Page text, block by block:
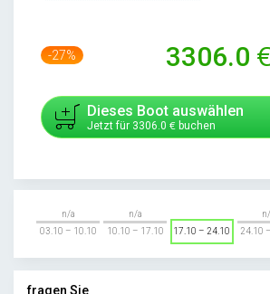
-27% 3306.0
Dieses Boot auswählen
Jetzt für 3306.0 buchen
n/a
03.10 – 10.10
n/a
10.10 – 17.10
17.10 – 24.10
24.10
fragen Sie